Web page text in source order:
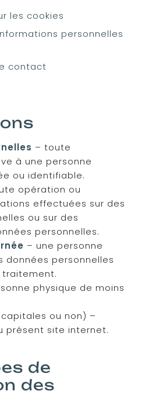
les cookies
personnelles
contact
– toute
à une personne
ou identifiable.
opération ou
effectuées sur des
ou sur des
personnelles.
– une personne
données personnelles
traitement.
physique de moins
ou non) –
présent site internet.
de
des